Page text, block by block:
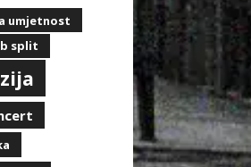
umjetnost
split